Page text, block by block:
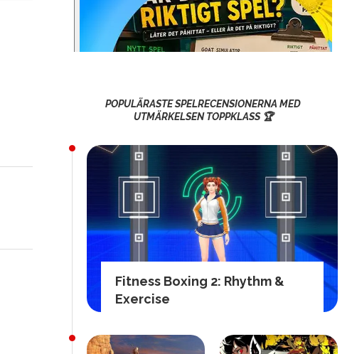
POPULÄRASTE SPELRECENSIONERNA MED
UTMÄRKELSEN TOPPKLASS 🏆
Fitness Boxing 2: Rhythm &
Exercise